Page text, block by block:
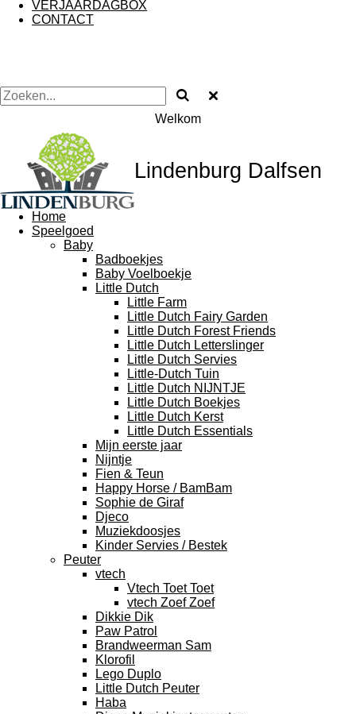
VERJAARDAGBOX
CONTACT
Welkom
Lindenburg Dalfsen
Home
Speelgoed
Baby
Badboekjes
Baby Voelboekje
Little Dutch
Little Farm
Little Dutch Fairy Garden
Little Dutch Forest Friends
Little Dutch Letterslinger
Little Dutch Servies
Little-Dutch Tuin
Little Dutch NIJNTJE
Little Dutch Boekjes
Little Dutch Kerst
Little Dutch Essentials
Mijn eerste jaar
Nijntje
Fien & Teun
Happy Horse / BamBam
Sophie de Giraf
Djeco
Muziekdoosjes
Kinder Servies / Bestek
Peuter
vtech
Vtech Toet Toet
vtech Zoef Zoef
Dikkie Dik
Paw Patrol
Brandweerman Sam
Klorofil
Lego Duplo
Little Dutch Peuter
Haba